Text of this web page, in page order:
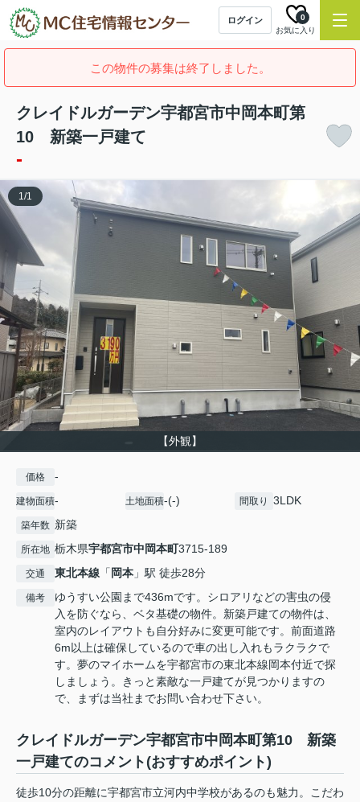
ログイン
お気に入り
0
この物件の募集は終了しました。
クレイドルガーデン宇都宮市中岡本町第
10 新築一戸建て
-
【外観】
1/1
価格 -
建物面積- 土地面積-(-) 間取り 3LDK
築年数 新築
所在地 栃木県宇都宮市中岡本町3715-189
交通 東北本線 「 岡本 」駅 徒歩28分
備考
ゆうすい公園まで436mです。シロアリなどの害虫の侵
入を防ぐなら、ベタ基礎の物件。新築戸建ての物件は、
室内のレイアウトも自分好みに変更可能です。前面道路
6m以上は確保しているので車の出し入れもラクラクで
す。夢のマイホームを宇都宮市の東北本線岡本付近で探
しましょう。きっと素敵な一戸建てが見つかりますの
で、まずは当社までお問い合わせ下さい。
クレイドルガーデン宇都宮市中岡本町第10 新築
一戸建てのコメント(おすすめポイント)
徒歩10分の距離に宇都宮市立河内中学校があるのも魅力。こだわ